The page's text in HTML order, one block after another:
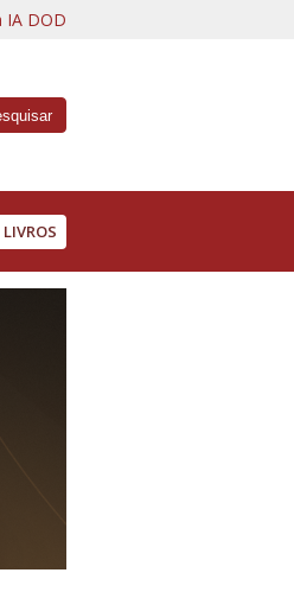
IA DOD